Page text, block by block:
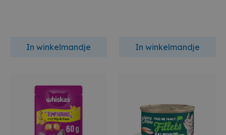
In winkelmandje In winkelmandje